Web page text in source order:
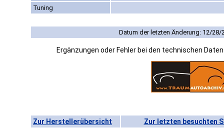
Tuning
Datum der letzten Änderung: 12/28/
Ergänzungen oder Fehler bei den technischen
Zur Herstellerübersicht Zur letzten besuchten